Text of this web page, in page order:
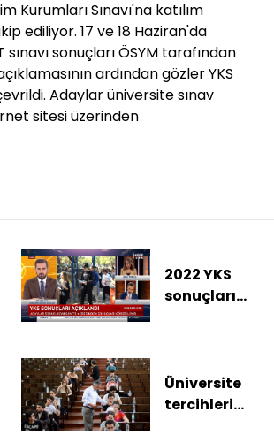
Kurumları Sınavı'na katılım
ediliyor. 17 ve 18 Haziran'da
sonuçları ÖSYM tarafından
ardından gözler YKS
Adaylar üniversite sınav
sitesi üzerinden
2022 YKS
sonuçları
Üniversite
tercihleri